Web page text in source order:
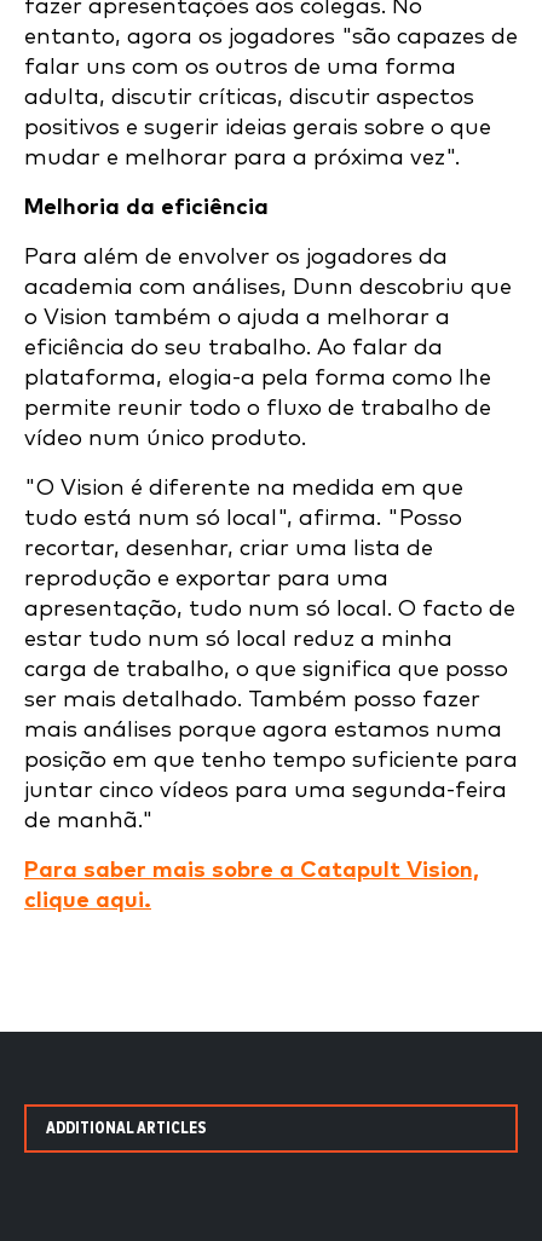
fazer apresentações aos colegas. No
entanto, agora os jogadores "são capazes de
falar uns com os outros de uma forma
adulta, discutir críticas, discutir aspectos
positivos e sugerir ideias gerais sobre o que
mudar e melhorar para a próxima vez".
Melhoria da eficiência
Para além de envolver os jogadores da
academia com análises, Dunn descobriu que
o Vision também o ajuda a melhorar a
eficiência do seu trabalho. Ao falar da
plataforma, elogia-a pela forma como lhe
permite reunir todo o fluxo de trabalho de
vídeo num único produto.
"O Vision é diferente na medida em que
tudo está num só local", afirma. "Posso
recortar, desenhar, criar uma lista de
reprodução e exportar para uma
apresentação, tudo num só local. O facto de
estar tudo num só local reduz a minha
carga de trabalho, o que significa que posso
ser mais detalhado. Também posso fazer
mais análises porque agora estamos numa
posição em que tenho tempo suficiente para
juntar cinco vídeos para uma segunda-feira
de manhã."
Para saber mais sobre a Catapult Vision,
clique aqui.
ADDITIONAL ARTICLES